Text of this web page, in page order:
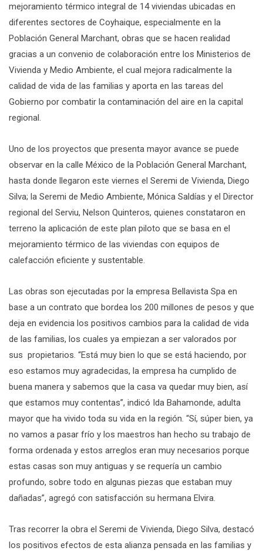
mejoramiento térmico integral de 14 viviendas ubicadas en
diferentes sectores de Coyhaique, especialmente en la
Población General Marchant, obras que se hacen realidad
gracias a un convenio de colaboración entre los Ministerios de
Vivienda y Medio Ambiente, el cual mejora radicalmente la
calidad de vida de las familias y aporta en las tareas del
Gobierno por combatir la contaminación del aire en la capital
regional.
Uno de los proyectos que presenta mayor avance se puede
observar en la calle México de la Población General Marchant,
hasta donde llegaron este viernes el Seremi de Vivienda, Diego
Silva; la Seremi de Medio Ambiente, Mónica Saldías y el Director
regional del Serviu, Nelson Quinteros, quienes constataron en
terreno la aplicación de este plan piloto que se basa en el
mejoramiento térmico de las viviendas con equipos de
calefacción eficiente y sustentable.
Las obras son ejecutadas por la empresa Bellavista Spa en
base a un contrato que bordea los 200 millones de pesos y que
deja en evidencia los positivos cambios para la calidad de vida
de las familias, los cuales ya empiezan a ser valorados por
sus propietarios. “Está muy bien lo que se está haciendo, por
eso estamos muy agradecidas, la empresa ha cumplido de
buena manera y sabemos que la casa va quedar muy bien, así
que estamos muy contentas”, indicó Ida Bahamonde, adulta
mayor que ha vivido toda su vida en la región. “Sí, súper bien, ya
no vamos a pasar frío y los maestros han hecho su trabajo de
forma ordenada y estos arreglos eran muy necesarios porque
estas casas son muy antiguas y se requería un cambio
profundo, sobre todo en algunas piezas que estaban muy
dañadas”, agregó con satisfacción su hermana Elvira.
Tras recorrer la obra el Seremi de Vivienda, Diego Silva, destacó
los positivos efectos de esta alianza pensada en las familias y